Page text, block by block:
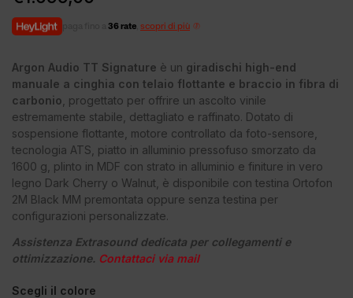
36 rate scopri di più
Argon Audio TT Signature è un giradischi high-end
manuale a cinghia con telaio flottante e braccio in fibra di
carbonio , progettato per offrire un ascolto vinile
estremamente stabile, dettagliato e raffinato. Dotato di
sospensione flottante, motore controllato da foto-sensore,
tecnologia ATS, piatto in alluminio pressofuso smorzato da
1600 g, plinto in MDF con strato in alluminio e finiture in vero
legno Dark Cherry o Walnut, è disponibile con testina Ortofon
2M Black MM premontata oppure senza testina per
configurazioni personalizzate.
Assistenza Extrasound dedicata per collegamenti e
ottimizzazione. Contattaci via mail
Scegli il colore